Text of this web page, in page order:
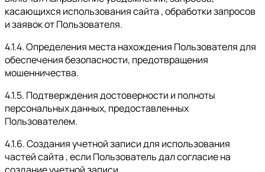
касающихся использования сайта , обработки запросов
и заявок от Пользователя.
4.1.4. Определения места нахождения Пользователя для
обеспечения безопасности, предотвращения
мошенничества.
4.1.5. Подтверждения достоверности и полноты
персональных данных, предоставленных
Пользователем.
4.1.6. Создания учетной записи для использования
частей сайта , если Пользователь дал согласие на